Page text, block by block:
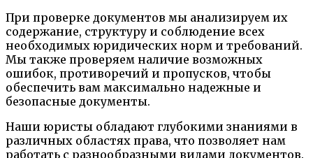
При проверке документов мы анализируем их
содержание, структуру и соблюдение всех
необходимых юридических норм и требований.
Мы также проверяем наличие возможных
ошибок, противоречий и пропусков, чтобы
обеспечить вам максимально надежные и
безопасные документы.
Наши юристы обладают глубокими знаниями в
различных областях права, что позволяет нам
работать с разнообразными видами документов.